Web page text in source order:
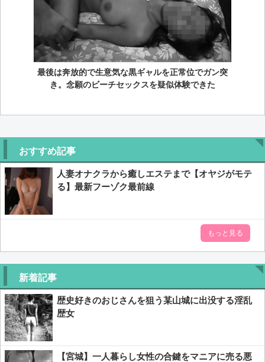
最後は奔放的で生意気な黒ギャルを正常位でガン突
き。念願のビーチセックスを疑似体験できた
おすすめ記事
人妻オナクラから癒しエステまで【オヤジがモテ
る】最新フーゾク最前線
もっと見る
新着記事
歴史好きのおじさんを狙う某山城に出没する淫乱
歴女
【宮城】一人暮らし女性の合鍵をマニアに売る悪